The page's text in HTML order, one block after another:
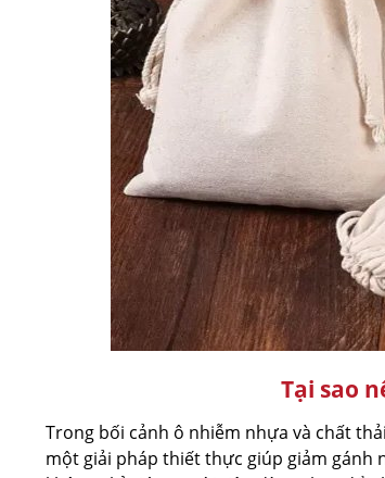
Tại sao
Trong bối cảnh ô nhiễm nhựa và chất
một giải pháp thiết thực giúp giảm gánh